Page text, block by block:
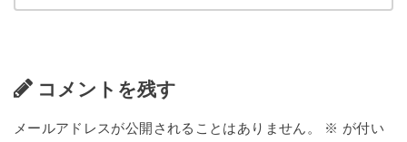
コメントを残す
メールアドレスが公開されることはありません。 ※ が付い